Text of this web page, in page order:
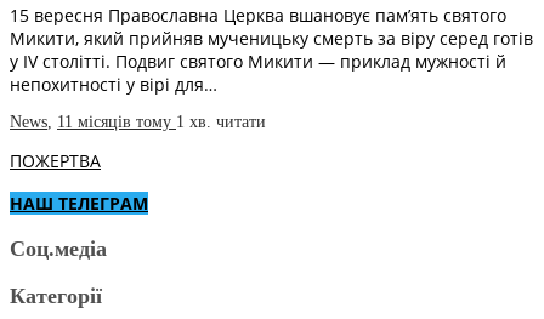
15 вересня Православна Церква вшановує пам’ять святого
Микити, який прийняв мученицьку смерть за віру серед готів
у IV столітті. Подвиг святого Микити — приклад мужності й
непохитності у вірі для…
News, 11 місяців тому 1 хв. читати
ПОЖЕРТВА
НАШ ТЕЛЕГРАМ
Соц.медіа
Категорії